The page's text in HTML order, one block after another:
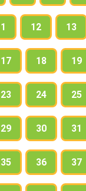
12 13
17 18 19
23 24 25
29 30 31
35 36 37